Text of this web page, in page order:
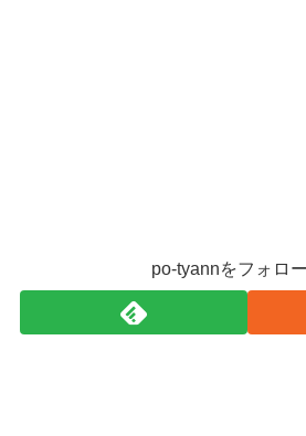
po-tyannをフォロ